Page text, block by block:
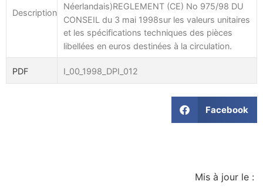
Description
Néerlandais)REGLEMENT (CE) No 975/98 DU
CONSEIL du 3 mai 1998sur les valeurs unitaires
et les spécifications techniques des pièces
libellées en euros destinées à la circulation.
PDF I_00_1998_DPI_012
Facebook
Mis à jour le :